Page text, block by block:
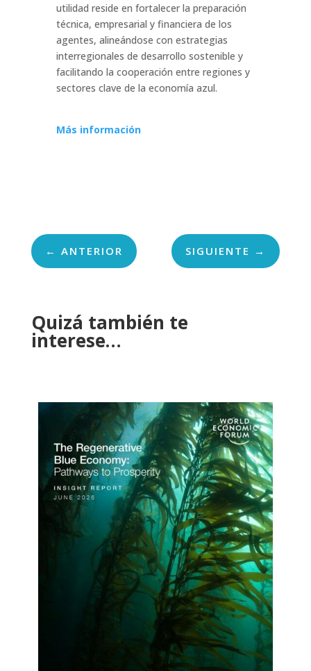
utilidad reside en fortalecer la preparación
técnica, empresarial y financiera de los
agentes, alineándose con estrategias
interregionales de desarrollo sostenible y
facilitando la cooperación entre regiones y
sectores clave de la economía azul.
Más información
← ANTERIOR SIGUIENTE →
Quizá también te
interese…